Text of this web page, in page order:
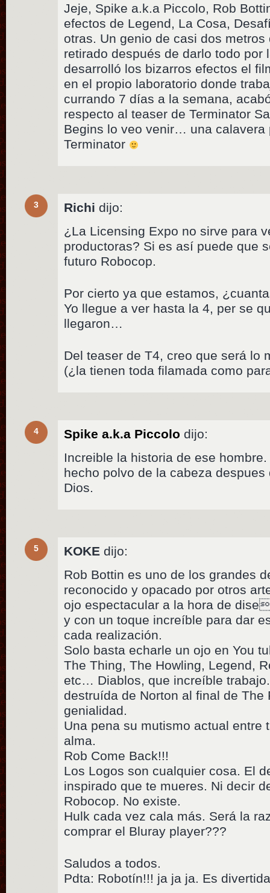
Jeje, Spike a.k.a Piccolo, Rob
efectos de Legend, La Cosa,
otras. Un genio de casi dos
retirado después de darlo todo por
desarrolló los bizarros efectos el
en el propio laboratorio donde
currando 7 días a la semana,
respecto al teaser de Terminator
Begins lo veo venir… una calavera
Terminator
3 Richi dijo:
¿La Licensing Expo no sirve para
productoras? Si es así puede que
futuro Robocop.
Por cierto ya que estamos,
Yo llegue a ver hasta la 4, per se
llegaron…
Del teaser de T4, creo que será lo
(¿la tienen toda filamada como
4 Spike a.k.a Piccolo dijo:
Increible la historia de ese
hecho polvo de la cabeza
Dios.
5 KOKE dijo:
Rob Bottin es uno de los grandes
reconocido y opacado por otros
ojo espectacular a la hora de
y con un toque increíble para dar
cada realización.
Solo basta echarle un ojo en You
The Thing, The Howling, Legend,
etc… Diablos, que increíble
destruída de Norton al final de The
genialidad.
Una pena su mutismo actual entre
alma.
Rob Come Back!!!
Los Logos son cualquier cosa. El
inspirado que te mueres. Ni decir
Robocop. No existe.
Hulk cada vez cala más. Será la
comprar el Bluray player???
Saludos a todos.
Pdta: Robotín!!! ja ja ja. Es